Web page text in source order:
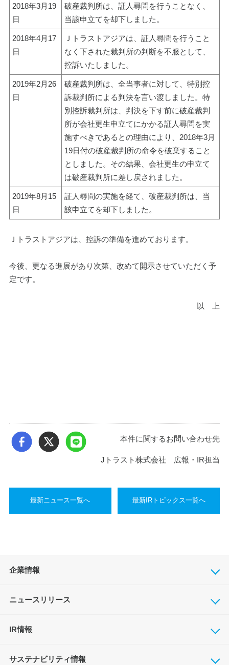
2018年3月19
日
破産裁判所は、証人尋問を行うことなく、
当該申立てを却下しました。
2018年4月17
日
Ｊトラストアジアは、証人尋問を行うこと
なく下された裁判所の判断を不服として、
控訴いたしました。
2019年2月26
日
破産裁判所は、全当事者に対して、特別控
訴裁判所による判決を言い渡しました。特
別控訴裁判所は、判決を下す前に破産裁判
所が会社更生申立てにかかる証人尋問を実
施すべきであるとの理由により、2018年3月
19日付の破産裁判所の命令を破棄すること
としました。その結果、会社更生の申立て
は破産裁判所に差し戻されました。
2019年8月15
日
証人尋問の実施を経て、破産裁判所は、当
該申立てを却下しました。
Ｊトラストアジアは、控訴の準備を進めております。
今後、更なる進展があり次第、改めて開示させていただく予
定です。
以　上
本件に関するお問い合わせ先
Jトラスト株式会社 広報・IR担当
最新ニュース一覧へ 最新IRトピックス一覧へ
企業情報
ニュースリリース
IR情報
サステナビリティ情報